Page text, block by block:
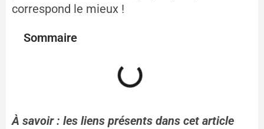
correspond le mieux !
Sommaire
À savoir : les liens présents dans cet article